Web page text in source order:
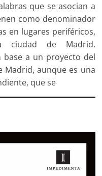
que se asocian a
como denominador
en lugares periféricos,
ciudad de Madrid.
base a un proyecto del
aunque es una
que se